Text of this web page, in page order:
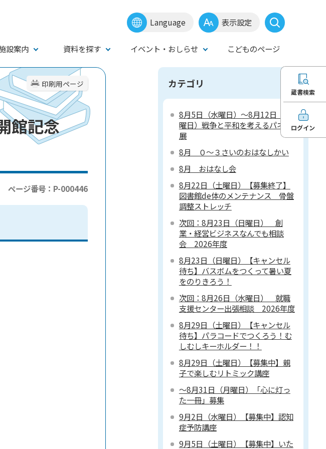
Language 表示設定
設案内 資料を探す イベント・おしらせ こどものページ
印刷用ページ
館記念
ページ番号：P-000446
カテゴリ
8月5日（水曜日）～8月12日（水
曜日）戦争と平和を考えるパネル
展
8月 ０～３さいのおはなしかい
8月 おはなし会
8月22日（土曜日）【募集終了】
図書館de体のメンテナンス 骨盤
調整ストレッチ
次回：8月23日（日曜日） 創
業・経営ビジネスなんでも相談
会 2026年度
8月23日（日曜日）【キャンセル
待ち】バスボムをつくって暑い夏
をのりきろう！
次回：8月26日（水曜日） 就職
支援センター出張相談 2026年度
8月29日（土曜日）【キャンセル
待ち】パラコードでつくろう！む
しむしキーホルダー！！
8月29日（土曜日）【募集中】親
子で楽しむリトミック講座
～8月31日（月曜日）「心に灯っ
た一冊」募集
9月2日（水曜日）【募集中】認知
症予防講座
9月5日（土曜日）【募集中】いた
蔵書検索
ログイン